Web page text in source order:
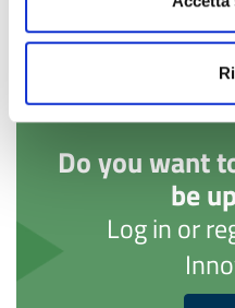
Do you want
be
Log in or